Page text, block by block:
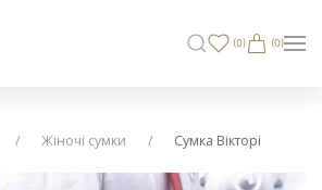
(0) (0)
Жіночі сумки Сумка Вікторі